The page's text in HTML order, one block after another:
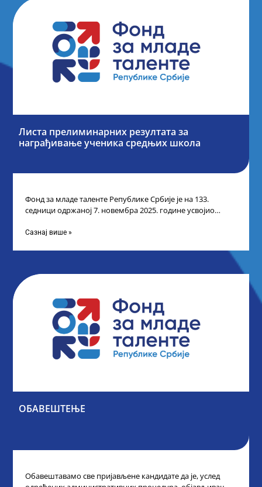
Листа прелиминарних резултата за
награђивање ученика средњих школа
Фонд за младе таленте Републике Србије је на 133.
седници одржаној 7. новембра 2025. године усвојио
Сазнај више »
ОБАВЕШТЕЊЕ
Обавештавамо све пријављене кандидате да је, услед